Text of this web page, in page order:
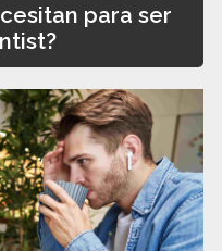
para ser